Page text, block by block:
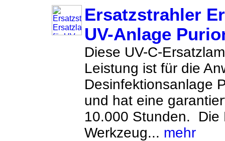
Ersatzstrahler
UV-Anlage
Diese UV-C-
Leistung ist für die
Desinfektionsanlage
und hat eine
10.000 Stunden. Die
Werkzeug... mehr